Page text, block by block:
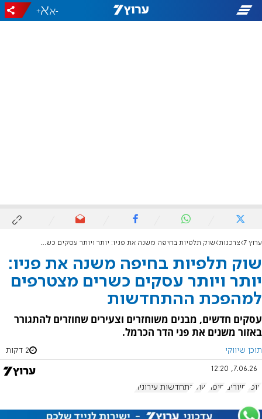
-
+
ערוץ 7 צרכנות שוק תלפיות בחיפה משנה את פניו: יותר ויותר עסקים כשרים מצטרפים למהפכת ההתחדשות
שוק תלפיות בחיפה משנה את פניו:
יותר ויותר עסקים כשרים מצטרפים
למהפכת ההתחדשות
עסקים חדשים, מבנים משוחזרים וצעירים שחוזרים להתגורר
באזור משנים את פני הדר הכרמל.
תוכן שיווקי 2 דקות
7.06.26, 12:20
אוכל סיורים חיפה שוק התחדשות עירונית